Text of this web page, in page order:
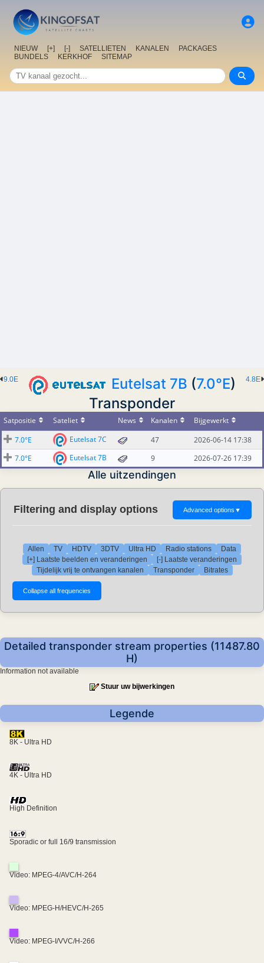
NIEUW [+] [-] SATELLIETEN KANALEN
PACKAGES
BUNDELS
KERKHOF SITEMAP
4.8E
9.0E Eutelsat 7B (7.0°E)
Transponder
Satpositie Sateliet News Kanalen
Bijgewerkt
7.0°E
Eutelsat 7C 47
2026-06-14 17:38
7.0°E
Eutelsat 7B 9 2026-07-26 17:39
Alle uitzendingen
Filtering and display options Advanced options ▼
Allen TV HDTV 3DTV Ultra HD Radio stations
Data
[+] Laatste beelden en veranderingen
[-] Laatste veranderingen
Tijdelijk vrij te ontvangen kanalen
Transponder Bitrates
Detailed transponder stream properties (11487.80
H)
Information not available
Stuur uw bijwerkingen
Legende
8K - Ultra HD
4K - Ultra HD
High Definition
Sporadic or full 16/9 transmission
Video: MPEG-4/AVC/H-264
Video: MPEG-H/HEVC/H-265
Video: MPEG-I/VVC/H-266